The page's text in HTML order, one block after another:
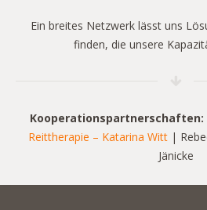
Ein breites Netzwerk lässt uns
finden, die unsere
Kooperationspartnerschaften:
Reittherapie – Katarina Witt|
Jänicke